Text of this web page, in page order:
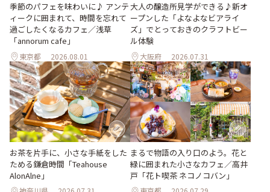
季節のパフェを味わいに♪ アンテ
ィークに囲まれて、時間を忘れて
過ごしたくなるカフェ／浅草
「annorum cafe」
東京都 2026.08.01
大人の醸造所見学ができる♪新オ
ープンした「よなよなビアライ
ズ」でとっておきのクラフトビー
ル体験
大阪府 2026.07.31
お茶を片手に、小さな手紙をした
ためる鎌倉時間「Teahouse
AlonAlne」
まるで物語の入り口のよう。花と
緑に囲まれた小さなカフェ／高井
戸「花ト喫茶 ネコノコバン」